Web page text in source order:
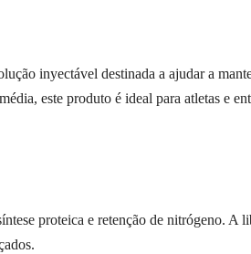
inyectável destinada a ajudar a
este produto é ideal para atletas e
proteica e retenção de nitrógeno. A